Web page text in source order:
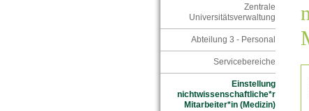
Zentrale
Universitätsverwaltung
Abteilung 3 - Personal
Servicebereiche
Einstellung
nichtwissenschaftliche*r
Mitarbeiter*in (Medizin)